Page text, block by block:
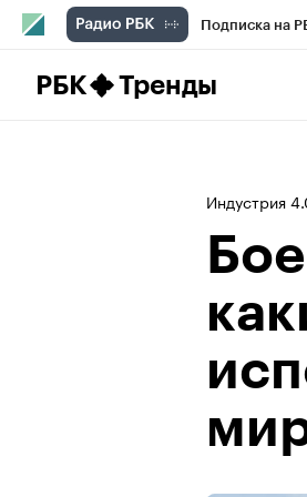
Подписка на
РБК Тренды
Индустрия